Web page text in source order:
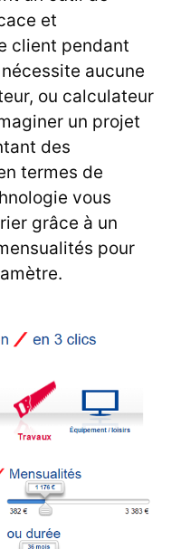
et
client pendant
aucune
ou calculateur
un projet
des
termes de
vous
grâce à un
pour